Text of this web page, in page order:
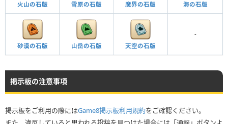
火山の石版 雪原の石版 魔界の石版 海の石版
砂漠の石版 山岳の石版 天空の石版
-
掲示板の注意事項
掲示板をご利用の際にはGame8掲示板利用規約をご確認ください。